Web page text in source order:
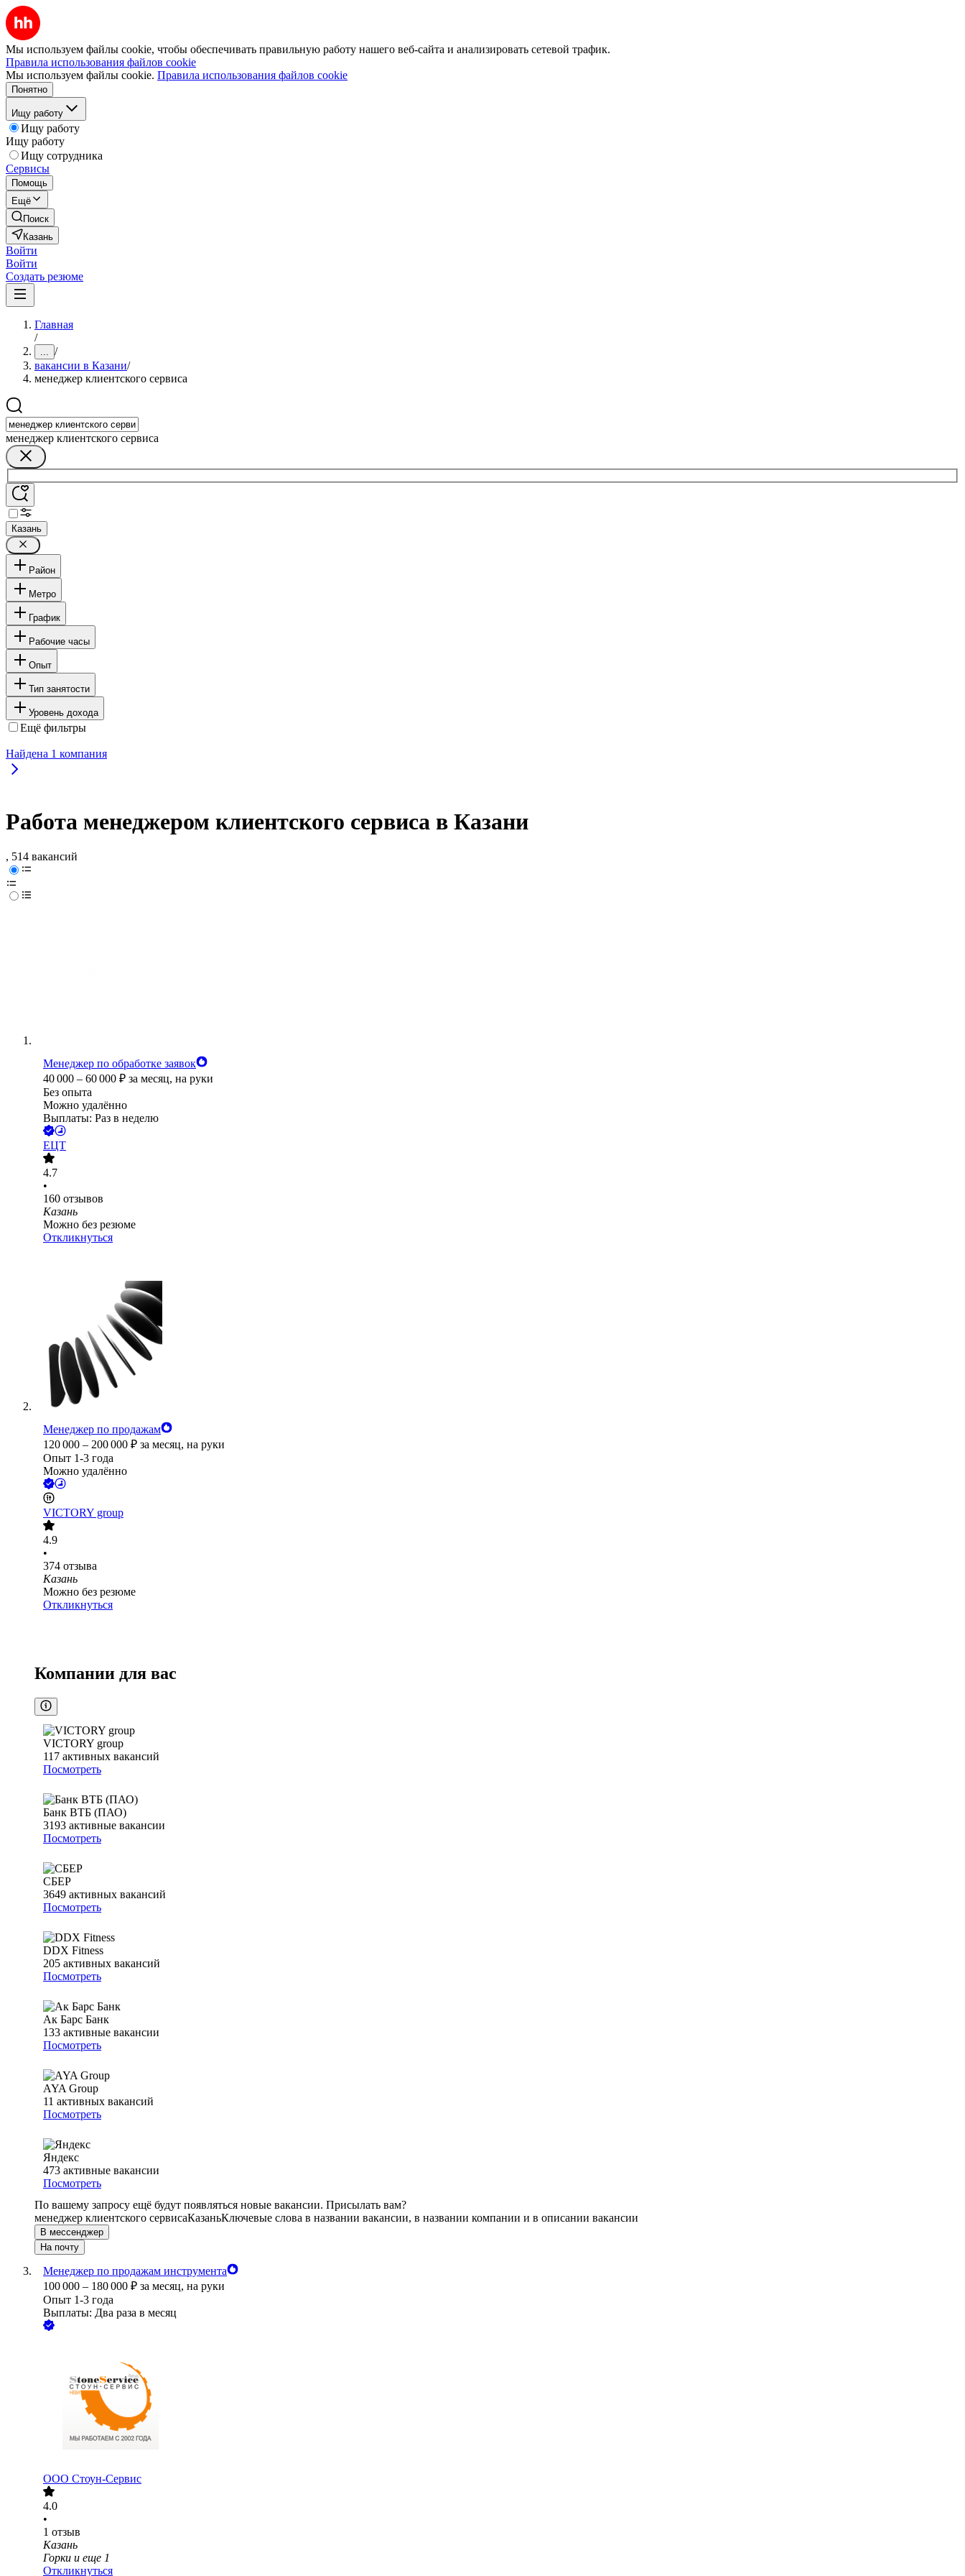
Мы используем файлы cookie, чтобы обеспечивать правильную работу нашего веб-сайта и анализировать сетевой трафик.
Правила использования файлов cookie
Мы используем файлы cookie. Правила использования файлов cookie
Понятно
Ищу работу
Ищу работу
Ищу работу
Ищу сотрудника
Сервисы
Помощь
Ещё
Поиск
Казань
Войти
Войти
Создать резюме
Главная
/
... /
вакансии в Казани/
менеджер клиентского сервиса
менеджер клиентского сервиса
Казань
Район
Метро
График
Рабочие часы
Опыт
Тип занятости
Уровень дохода
Ещё фильтры
Найдена 1 компания
Работа менеджером клиентского сервиса в Казани
, 514 вакансий
Менеджер по обработке заявок
40 000 – 60 000 ₽ за месяц, на руки
Без опыта
Можно удалённо
Выплаты: Раз в неделю
ЕЦТ
4.7
•
160 отзывов
Казань
Можно без резюме
Откликнуться
Менеджер по продажам
120 000 – 200 000 ₽ за месяц, на руки
Опыт 1-3 года
Можно удалённо
VICTORY group
4.9
•
374 отзыва
Казань
Можно без резюме
Откликнуться
Компании для вас
VICTORY group
117 активных вакансий
Посмотреть
Банк ВТБ (ПАО)
3193 активные вакансии
Посмотреть
СБЕР
3649 активных вакансий
Посмотреть
DDX Fitness
205 активных вакансий
Посмотреть
Ак Барс Банк
133 активные вакансии
Посмотреть
AYA Group
11 активных вакансий
Посмотреть
Яндекс
473 активные вакансии
Посмотреть
По вашему запросу ещё будут появляться новые вакансии. Присылать вам?
менеджер клиентского сервисаКазаньКлючевые слова в названии вакансии, в названии компании и в описании вакансии
В мессенджер
На почту
Менеджер по продажам инструмента
100 000 – 180 000 ₽ за месяц, на руки
Опыт 1-3 года
Выплаты: Два раза в месяц
ООО Стоун-Сервис
4.0
•
1 отзыв
Казань
Горки и еще 1
Откликнуться